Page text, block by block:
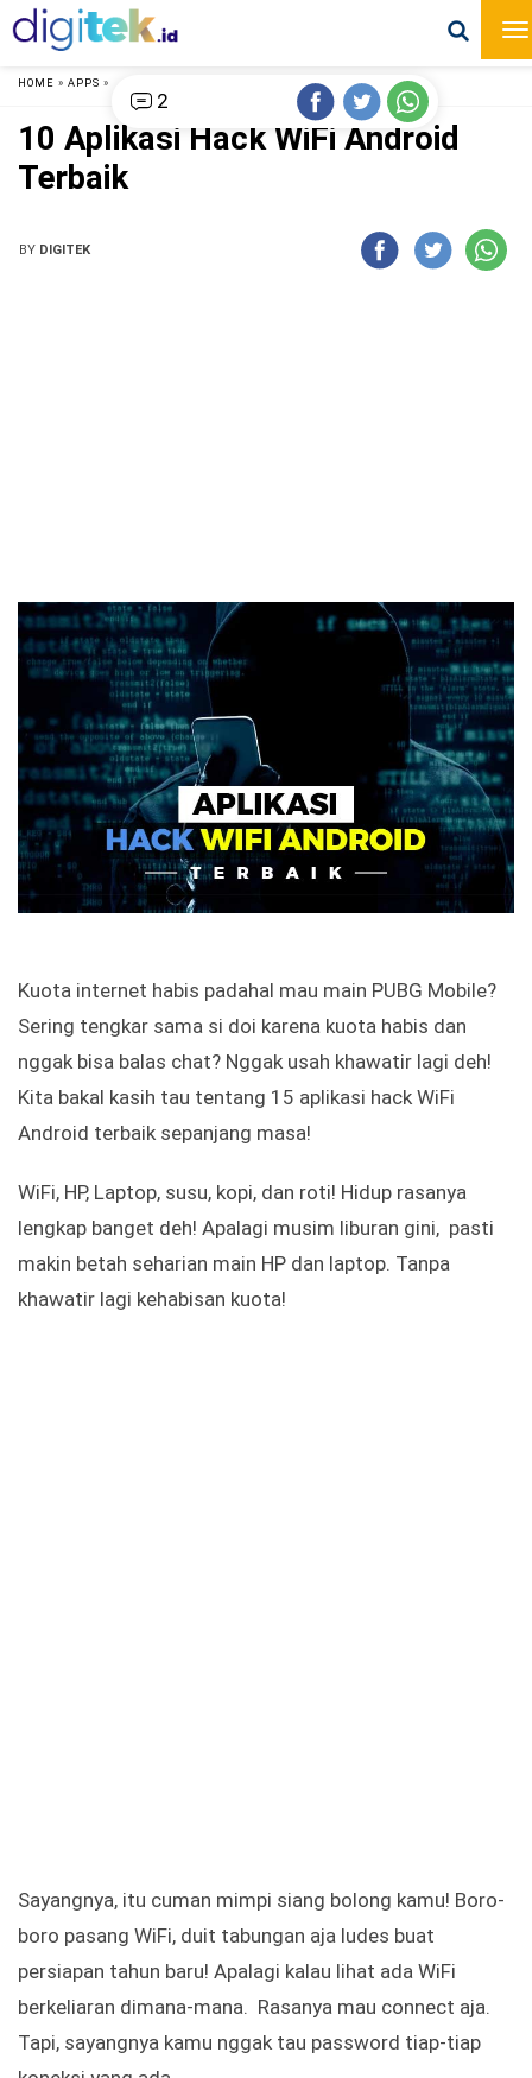
HOME » APPS »
10 Aplikasi Hack WiFi Android
Terbaik
BY DIGITEK
Kuota internet habis padahal mau main PUBG Mobile?
Sering tengkar sama si doi karena kuota habis dan
nggak bisa balas chat? Nggak usah khawatir lagi deh!
Kita bakal kasih tau tentang 15 aplikasi hack WiFi
Android terbaik sepanjang masa!
WiFi, HP, Laptop, susu, kopi, dan roti! Hidup rasanya
lengkap banget deh! Apalagi musim liburan gini, pasti
makin betah seharian main HP dan laptop. Tanpa
khawatir lagi kehabisan kuota!
Sayangnya, itu cuman mimpi siang bolong kamu! Boro-
boro pasang WiFi, duit tabungan aja ludes buat
persiapan tahun baru! Apalagi kalau lihat ada WiFi
berkeliaran dimana-mana. Rasanya mau connect aja.
Tapi, sayangnya kamu nggak tau password tiap-tiap
2